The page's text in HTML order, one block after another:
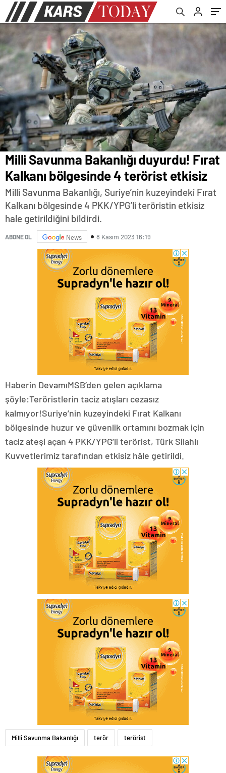
Milli Savunma Bakanlığı duyurdu! Fırat
Kalkanı bölgesinde 4 terörist etkisiz
Milli Savunma Bakanlığı, Suriye’nin kuzeyindeki Fırat
Kalkanı bölgesinde 4 PKK/YPG’li teröristin etkisiz
hale getirildiğini bildirdi.
ABONE OL News 8 Kasım 2023 16:19
Haberin DevamıMSB’den gelen açıklama
şöyle:Teröristlerin taciz atışları cezasız
kalmıyor!Suriye’nin kuzeyindeki Fırat Kalkanı
bölgesinde huzur ve güvenlik ortamını bozmak için
taciz ateşi açan 4 PKK/YPG’li terörist, Türk Silahlı
Kuvvetlerimiz tarafından etkisiz hâle getirildi.
Milli Savunma Bakanlığı terör terörist